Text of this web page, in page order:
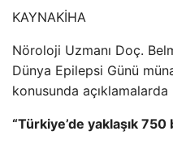
KAYNAKİHA
Nöroloji Uzmanı Doç.
Dünya Epilepsi Günü
konusunda açıklamalarda
“Türkiye’de yaklaşık